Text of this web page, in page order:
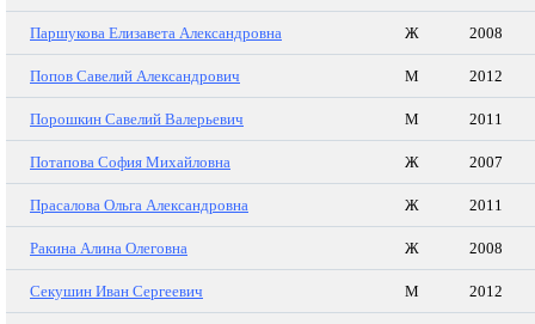
Паршукова Елизавета Александровна Ж 2008
Попов Савелий Александрович М 2012
Порошкин Савелий Валерьевич М 2011
Потапова София Михайловна Ж 2007
Прасалова Ольга Александровна Ж 2011
Ракина Алина Олеговна Ж 2008
Секушин Иван Сергеевич М 2012